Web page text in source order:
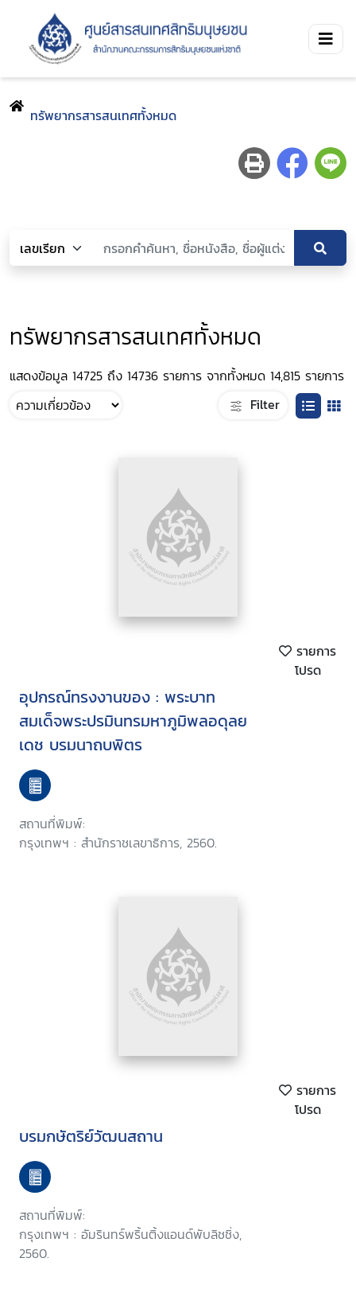
ทรัพยากรสารสนเทศทั้งหมด
ทรัพยากรสารสนเทศทั้งหมด
แสดงข้อมูล 14725 ถึง 14736 รายการ จากทั้งหมด 14,815 รายการ
Filter
รายการ
โปรด
อุปกรณ์ทรงงานของ : พระบาท
สมเด็จพระปรมินทรมหาภูมิพลอดุลย
เดช บรมนาถบพิตร
สถานที่พิมพ์:
กรุงเทพฯ : สำนักราชเลขาธิการ, 2560.
รายการ
โปรด
บรมกษัตริย์วัฒนสถาน
สถานที่พิมพ์:
กรุงเทพฯ : อัมรินทร์พริ้นติ้งแอนด์พับลิชชิ่ง,
2560.